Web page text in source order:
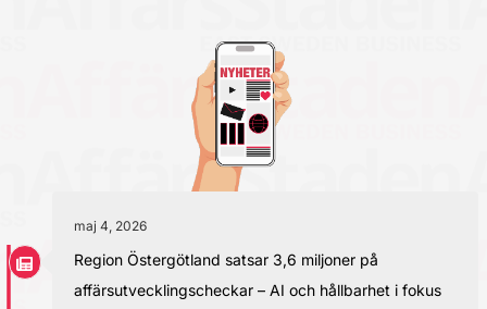
maj 4, 2026
Region Östergötland satsar 3,6 miljoner på
affärsutvecklingscheckar – AI och hållbarhet i fokus